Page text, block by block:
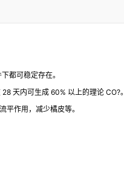
都可稳定存在。
天内可生成 60% 以上的理论 CO?。
作用，减少橘皮等。